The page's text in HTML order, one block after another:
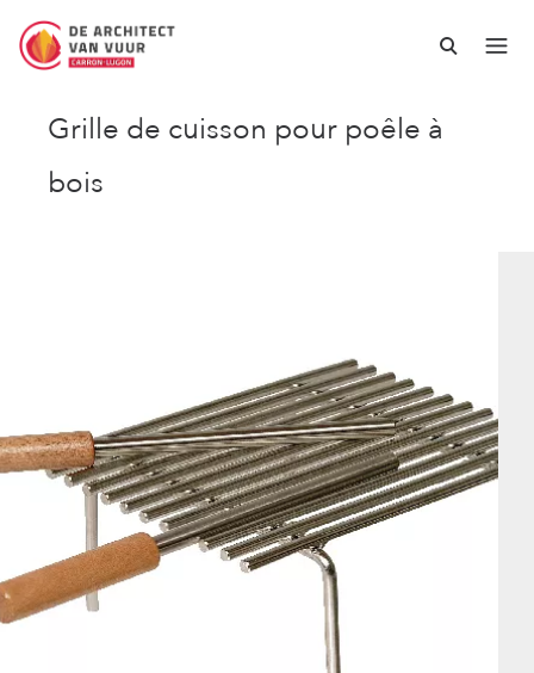
Grille de cuisson pour poêle à
bois